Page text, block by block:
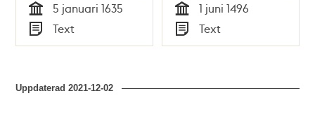
Tid
5 januari 1635
Typ
Text Tid
1 juni 1496
Typ
Text
Uppdaterad2021-12-02